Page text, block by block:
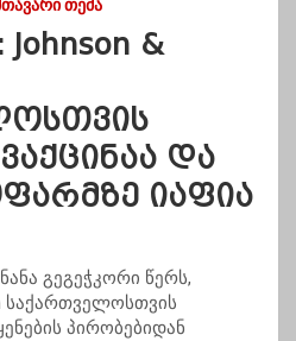
ᲗᲔᲛᲐ
&
და
იაფია
გეგეჭკორი წერს,
საქართველოსთვის
პირობებიდან